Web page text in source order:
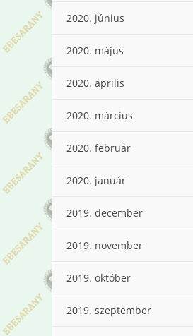
2020. június
2020. május
2020. április
2020. március
2020. február
2020. január
2019. december
2019. november
2019. október
2019. szeptember